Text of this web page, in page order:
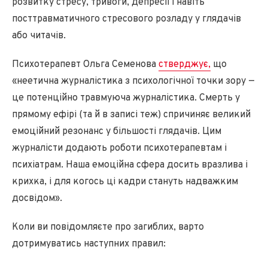
розвитку стресу, тривоги, депресії і навіть
посттравматичного стресового розладу у глядачів
або читачів.
Психотерапевт Ольга Семенова стверджує, що
«неетична журналістика з психологічної точки зору —
це потенційно травмуюча журналістика. Смерть у
прямому ефірі (та й в записі теж) спричиняє великий
емоційний резонанс у більшості глядачів. Цим
журналісти додають роботи психотерапевтам і
психіатрам. Наша емоційна сфера досить вразлива і
крихка, і для когось ці кадри стануть надважким
досвідом».
Коли ви повідомляєте про загиблих, варто
дотримуватись наступних правил: